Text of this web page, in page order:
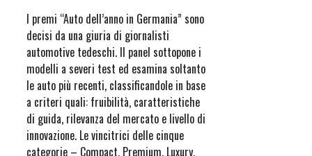
I premi “Auto dell’anno in Germania” sono
decisi da una giuria di giornalisti
automotive tedeschi. Il panel sottopone i
modelli a severi test ed esamina soltanto
le auto più recenti, classificandole in base
a criteri quali: fruibilità, caratteristiche
di guida, rilevanza del mercato e livello di
innovazione. Le vincitrici delle cinque
categorie – Compact, Premium, Luxury,